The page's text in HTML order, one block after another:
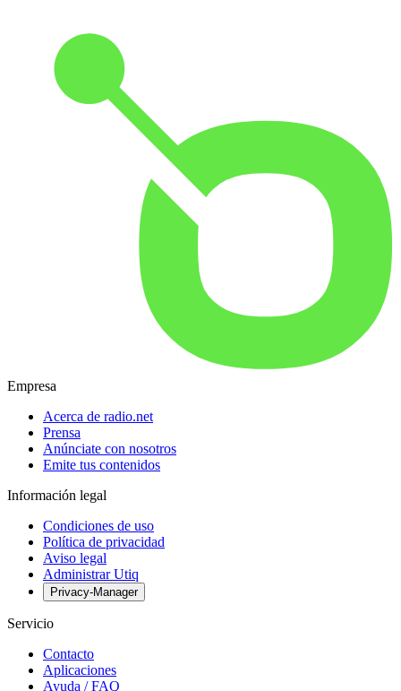
Empresa
Acerca de radio.net
Prensa
Anúnciate con nosotros
Emite tus contenidos
Información legal
Condiciones de uso
Política de privacidad
Aviso legal
Administrar Utiq
Privacy-Manager
Servicio
Contacto
Aplicaciones
Ayuda / FAQ